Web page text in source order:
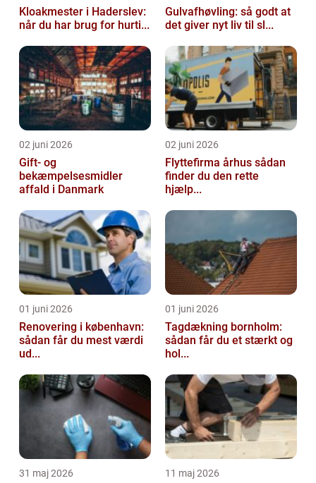
Kloakmester i Haderslev:
når du har brug for hurti...
Gulvafhøvling: så godt at
det giver nyt liv til sl...
02 juni 2026
Gift- og
bekæmpelsesmidler
affald i Danmark
02 juni 2026
Flyttefirma århus sådan
finder du den rette
hjælp...
01 juni 2026
Renovering i københavn:
sådan får du mest værdi
ud...
01 juni 2026
Tagdækning bornholm:
sådan får du et stærkt og
hol...
31 maj 2026 11 maj 2026